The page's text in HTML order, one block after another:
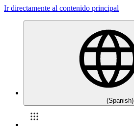
Ir directamente al contenido principal
(Spanish)